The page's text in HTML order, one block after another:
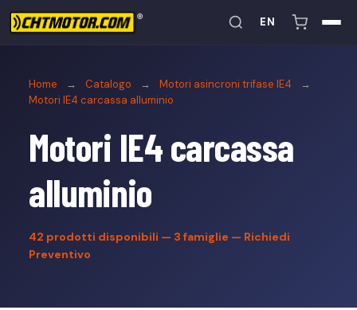
EN
Home → Catalogo → Motori asincroni trifase IE4
→
Motori IE4 carcassa alluminio
Motori IE4 carcassa
alluminio
42 prodotti disponibili — 3 famiglie — Richiedi
Preventivo